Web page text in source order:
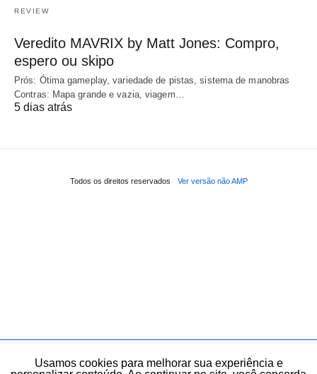
REVIEW
Veredito MAVRIX by Matt Jones: Compro,
espero ou skipo
Prós: Ótima gameplay, variedade de pistas, sistema de manobras
Contras: Mapa grande e vazia, viagem…
5 dias atrás
Todos os direitos reservados Ver versão não AMP
Usamos cookies para melhorar sua experiência e